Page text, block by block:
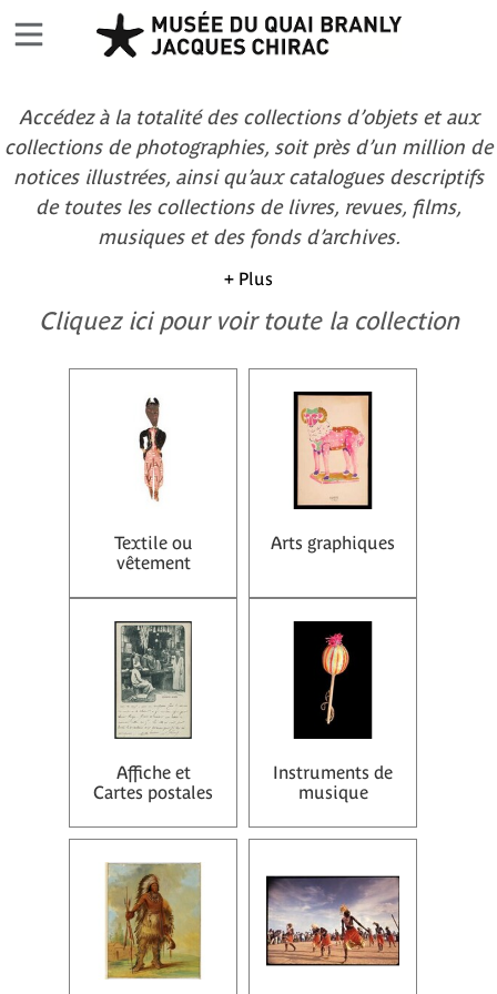
Accédez à la totalité des collections d’objets et aux
collections de photographies, soit près d’un million de
notices illustrées, ainsi qu’aux catalogues descriptifs
de toutes les collections de livres, revues, films,
musiques et des fonds d’archives.
+ Plus
Cliquez ici pour voir toute la collection
Textile ou
vêtement
Arts graphiques
Affiche et
Cartes postales
Instruments de
musique